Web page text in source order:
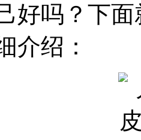
好吗？下
介绍：